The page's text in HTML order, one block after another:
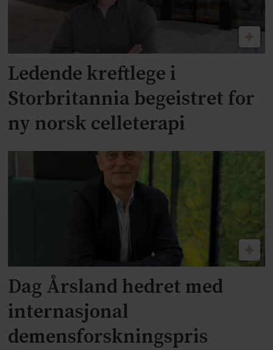
Ledende kreftlege i
Storbritannia begeistret for
ny norsk celleterapi
Dag Årsland hedret med
internasjonal
demensforskningspris